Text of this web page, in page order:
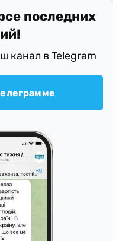
последних
канал в Telegram